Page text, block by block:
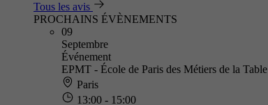
Tous les avis
PROCHAINS ÉVÈNEMENTS
09
Septembre
Événement
EPMT - École de Paris des Métiers de la Table
Paris
13:00 - 15:00